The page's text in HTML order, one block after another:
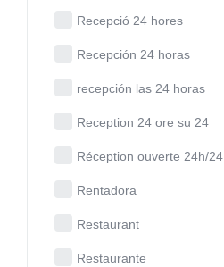
Recepció 24 hores
Recepción 24 horas
recepción las 24 horas
Reception 24 ore su 24
Réception ouverte 24h/24
Rentadora
Restaurant
Restaurante